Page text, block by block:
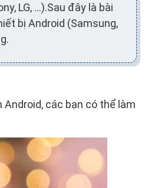
LG, …).Sau đây là bài
bị Android (Samsung,
các bạn có thể làm